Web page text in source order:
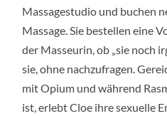
Massagestudio und buchen
Massage. Sie bestellen eine
der Masseurin, ob „sie noch
sie, ohne nachzufragen.
mit Opium und während
ist, erlebt Cloe ihre sexuelle